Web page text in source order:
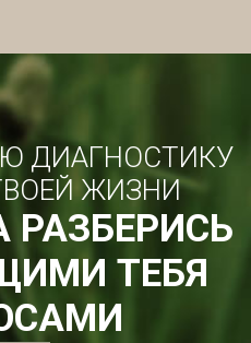
ДИАГНОСТИКУ
ЖИЗНИ
РАЗБЕРИСЬ
ТЕБЯ